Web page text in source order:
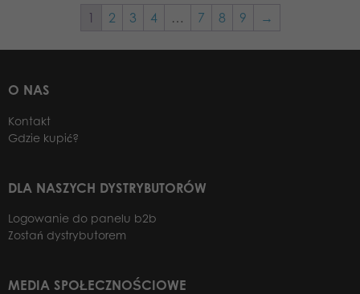
1 2 3 4 … 7 8 9 →
O NAS
Kontakt
Gdzie kupić?
DLA NASZYCH DYSTRYBUTORÓW
Logowanie do panelu b2b
Zostań dystrybutorem
MEDIA SPOŁECZNOŚCIOWE